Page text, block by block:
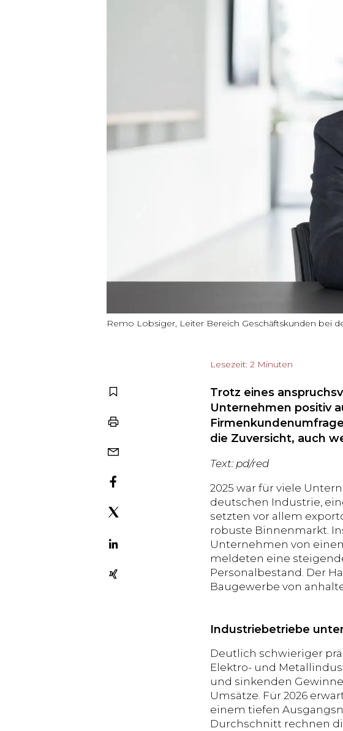
Remo Lobsiger, Leiter Bereich Geschäftskunden bei
Lesezeit: 2 Minuten
Trotz eines
Unternehmen positiv
die Zuversicht, auch
Text: pd/red
2025 war für viele
deutschen Industrie,
setzten vor allem
robuste Binnenmarkt.
Unternehmen von
meldeten eine
Personalbestand. Der
Baugewerbe von
Industriebetriebe
Deutlich schwieriger
Elektro- und
und sinkenden
Umsätze. Für 2026
einem tiefen
Durchschnitt rechnen